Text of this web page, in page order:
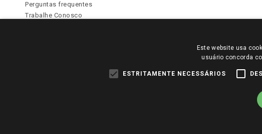
Perguntas frequentes
Trabalhe Conosco
PARA VER OS PREÇOS DA SUA REGIÃO, FAÇA LOGIN E
TODOS OS PREÇOS E CONDIÇÕES COMERCIAIS DESTE SITE SÃO
Este website usa
usuário concorda
ESTRITAMENTE NECESSÁRIOS